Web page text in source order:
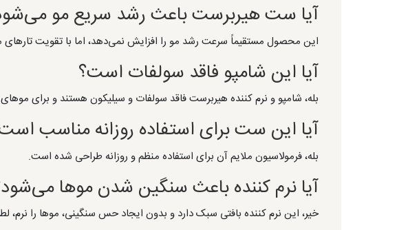
آیا ست هیربرست باعث رشد سریع مو
این محصول مستقیماً سرعت رشد مو را افزایش نمی‌دهد، اما با تقویت
آیا این شامپو فاقد سولفات است؟
بله، شامپو و نرم کننده هیربرست فاقد سولفات و سیلیکون هستند و برای
آیا این ست برای استفاده روزانه مناسب
بله، فرمولاسیون ملایم آن برای استفاده منظم و روزانه طراحی شده است.
آیا نرم کننده باعث سنگین شدن موها
خیر، این نرم کننده بافتی سبک دارد و بدون ایجاد حس سنگینی، موها را